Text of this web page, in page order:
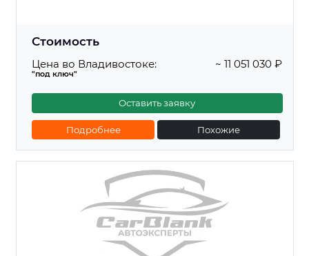
Стоимость
Цена во Владивостоке:
"под ключ"
~ 11 051 030 ₽
Оставить заявку
Подробнее Похожие